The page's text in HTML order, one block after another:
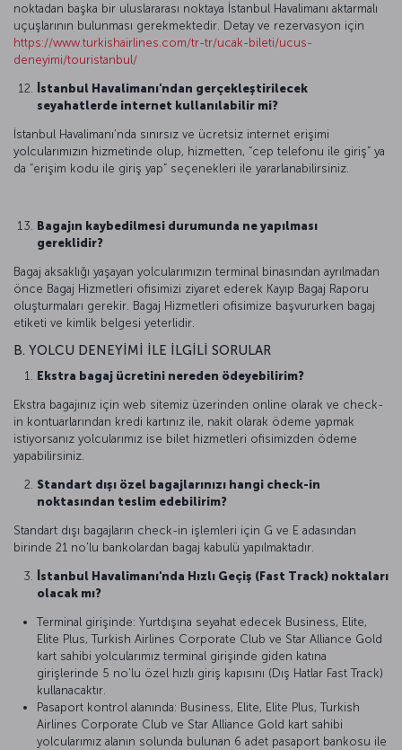
noktadan başka bir uluslararası noktaya İstanbul Havalimanı aktarmalı
uçuşlarının bulunması gerekmektedir. Detay ve rezervasyon için
https://www.turkishairlines.com/tr-tr/ucak-bileti/ucus-
deneyimi/touristanbul/
İstanbul Havalimanı'ndan gerçekleştirilecek
seyahatlerde internet kullanılabilir mi?
İstanbul Havalimanı’nda sınırsız ve ücretsiz internet erişimi
yolcularımızın hizmetinde olup, hizmetten, “cep telefonu ile giriş” ya
da “erişim kodu ile giriş yap” seçenekleri ile yararlanabilirsiniz.
Bagajın kaybedilmesi durumunda ne yapılması
gereklidir?
Bagaj aksaklığı yaşayan yolcularımızın terminal binasından ayrılmadan
önce Bagaj Hizmetleri ofisimizi ziyaret ederek Kayıp Bagaj Raporu
oluşturmaları gerekir. Bagaj Hizmetleri ofisimize başvururken bagaj
etiketi ve kimlik belgesi yeterlidir.
B. YOLCU DENEYİMİ İLE İLGİLİ SORULAR
Ekstra bagaj ücretini nereden ödeyebilirim?
Ekstra bagajınız için web sitemiz üzerinden online olarak ve check-
in kontuarlarından kredi kartınız ile, nakit olarak ödeme yapmak
istiyorsanız yolcularımız ise bilet hizmetleri ofisimizden ödeme
yapabilirsiniz.
Standart dışı özel bagajlarınızı hangi check-in
noktasından teslim edebilirim?
Standart dışı bagajların check-in işlemleri için G ve E adasından
birinde 21 no'lu bankolardan bagaj kabulü yapılmaktadır.
İstanbul Havalimanı'nda Hızlı Geçiş (Fast Track) noktaları
olacak mı?
Terminal girişinde: Yurtdışına seyahat edecek Business, Elite,
Elite Plus, Turkish Airlines Corporate Club ve Star Alliance Gold
kart sahibi yolcularımız terminal girişinde giden katına
girişlerinde 5 no'lu özel hızlı giriş kapısını (Dış Hatlar Fast Track)
kullanacaktır.
Pasaport kontrol alanında: Business, Elite, Elite Plus, Turkish
Airlines Corporate Club ve Star Alliance Gold kart sahibi
yolcularımız alanın solunda bulunan 6 adet pasaport bankosu ile